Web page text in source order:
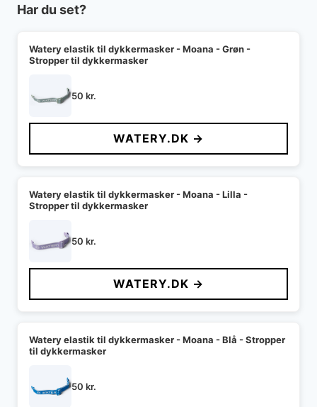
Har du set?
Watery elastik til dykkermasker - Moana - Grøn -
Stropper til dykkermasker
50 kr.
WATERY.DK →
Watery elastik til dykkermasker - Moana - Lilla -
Stropper til dykkermasker
50 kr.
WATERY.DK →
Watery elastik til dykkermasker - Moana - Blå - Stropper
til dykkermasker
50 kr.